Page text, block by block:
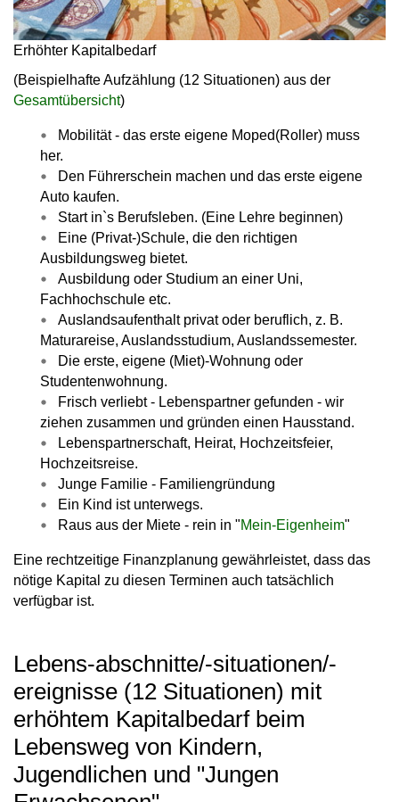
Erhöhter Kapitalbedarf
(Beispielhafte Aufzählung (12 Situationen) aus der
Gesamtübersicht)
Mobilität - das erste eigene Moped(Roller) muss
her.
Den Führerschein machen und das erste eigene
Auto kaufen.
Start in`s Berufsleben. (Eine Lehre beginnen)
Eine (Privat-)Schule, die den richtigen
Ausbildungsweg bietet.
Ausbildung oder Studium an einer Uni,
Fachhochschule etc.
Auslandsaufenthalt privat oder beruflich, z. B.
Maturareise, Auslandsstudium, Auslandssemester.
Die erste, eigene (Miet)-Wohnung oder
Studentenwohnung.
Frisch verliebt - Lebenspartner gefunden - wir
ziehen zusammen und gründen einen Hausstand.
Lebenspartnerschaft, Heirat, Hochzeitsfeier,
Hochzeitsreise.
Junge Familie - Familiengründung
Ein Kind ist unterwegs.
Raus aus der Miete - rein in "Mein-Eigenheim"
Eine rechtzeitige Finanzplanung gewährleistet, dass das
nötige Kapital zu diesen Terminen auch tatsächlich
verfügbar ist.
Lebens-abschnitte/-situationen/-
ereignisse (12 Situationen) mit
erhöhtem Kapitalbedarf beim
Lebensweg von Kindern,
Jugendlichen und "Jungen